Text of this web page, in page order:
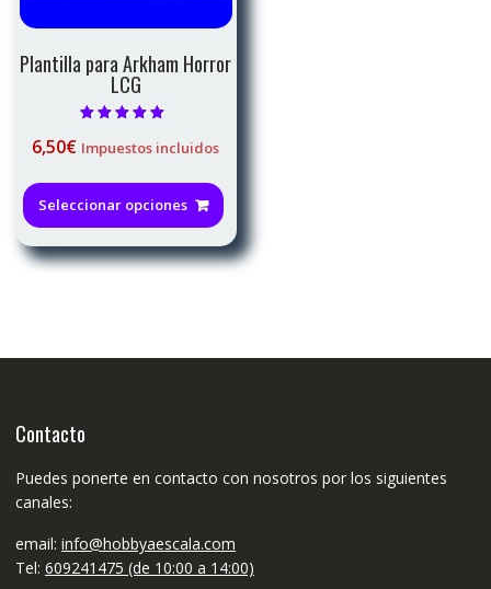
de
Plantilla para Arkham Horror
LCG
5.00
6,50€ Impuestos incluidos
Seleccionar opciones
tiene
múltiples
variantes.
Contacto
Puedes ponerte en contacto con nosotros por los siguientes
canales:
email: info@hobbyaescala.com
Tel: 609241475 (de 10:00 a 14:00)